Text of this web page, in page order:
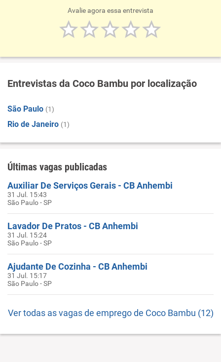
Avalie agora essa entrevista
Entrevistas da Coco Bambu por localização
São Paulo (1)
Rio de Janeiro (1)
Últimas vagas publicadas
Auxiliar De Serviços Gerais - CB Anhembi
31 Jul. 15:43
São Paulo - SP
Lavador De Pratos - CB Anhembi
31 Jul. 15:24
São Paulo - SP
Ajudante De Cozinha - CB Anhembi
31 Jul. 15:17
São Paulo - SP
Ver todas as vagas de emprego de Coco Bambu (12)